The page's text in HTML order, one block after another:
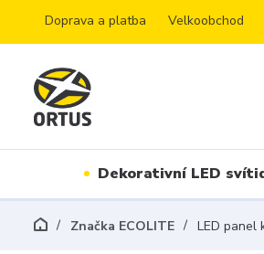
Doprava a platba Velkoobchod
Dekorativní LED
Značka ECOLITE LED panel